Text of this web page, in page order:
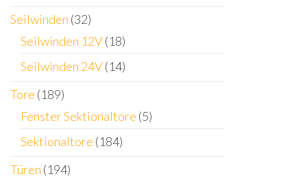
Seilwinden (32)
Seilwinden 12V(18)
Seilwinden 24V(14)
Tore (189)
Fenster Sektionaltore (5)
Sektionaltore (184)
Türen (194)